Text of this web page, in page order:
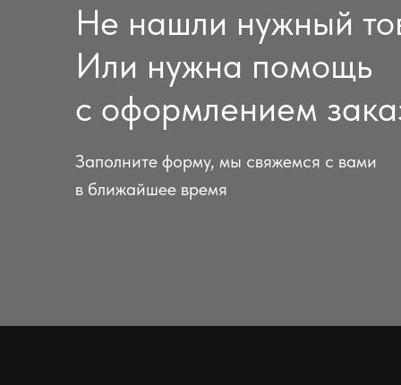
Не нашли нужный
Или нужна помощь
с оформлением
Заполните форму, мы свяжемся с вами
в ближайшее время